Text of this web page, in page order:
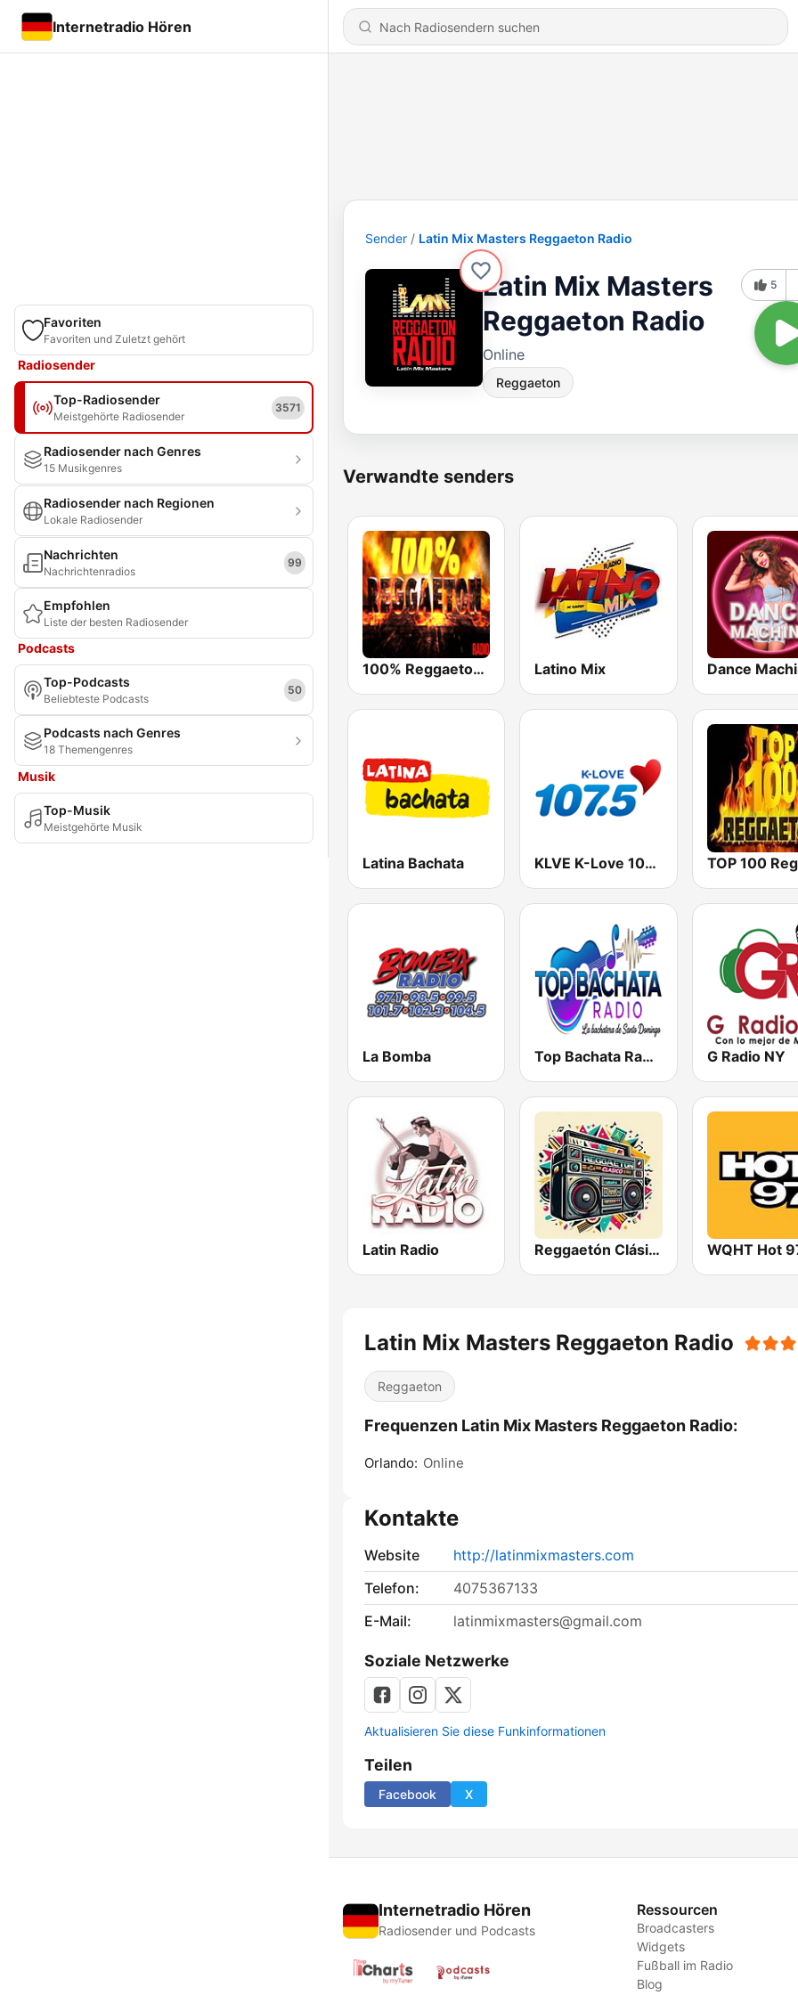
Internetradio Hören
Favoriten
Favoriten und Zuletzt gehört
Radiosender
Top-Radiosender
Meistgehörte Radiosender
3571
Radiosender nach Genres
15 Musikgenres
Radiosender nach Regionen
Lokale Radiosender
Nachrichten
Nachrichtenradios
99
Empfohlen
Liste der besten Radiosender
Podcasts
Top-Podcasts
Beliebteste Podcasts
50
Podcasts nach Genres
18 Themengenres
Musik
Top-Musik
Meistgehörte Musik
Sender Latin Mix Masters Reggaeton Radio
Latin Mix Masters
Reggaeton Radio
Online
Reggaeton
5
Verwandte senders
100% Reggaeton Radio Latino Mix Dance
Latina Bachata KLVE K-Love 107.5 FM (US Only)
La Bomba Top Bachata Radio G Radio NY
Latin Radio Reggaetón Clásicos WQHT Hot
Latin Mix Masters Reggaeton Radio
Reggaeton
Frequenzen Latin Mix Masters Reggaeton Radio:
Orlando: Online
Kontakte
Website
http://latinmixmasters.com
Telefon:
4075367133
E-Mail:
latinmixmasters@gmail.com
Soziale Netzwerke
Aktualisieren Sie diese Funkinformationen
Teilen
Facebook X
Internetradio Hören
Radiosender und Podcasts
Ressourcen
Broadcasters
Widgets
Fußball im Radio
Blog